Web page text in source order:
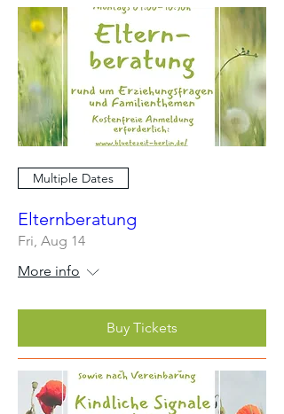
Multiple Dates
Elternberatung
Fri, Aug 14
More info
Buy Tickets